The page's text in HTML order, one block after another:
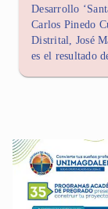
Desarrollo
Carlos Pinedo
Distrital, José
es el resultado